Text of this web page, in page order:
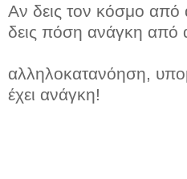
Αν δεις τον κόσμο από
δεις πόση ανάγκη από
αλληλοκατανόηση,
έχει ανάγκη!